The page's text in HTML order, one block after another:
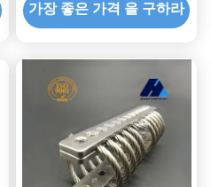
가장 좋은 가격 을 구하라